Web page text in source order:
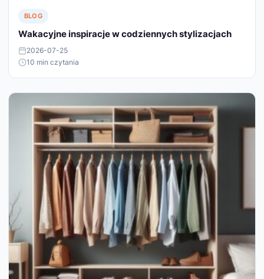
BLOG
Wakacyjne inspiracje w codziennych stylizacjach
2026-07-25
10 min czytania